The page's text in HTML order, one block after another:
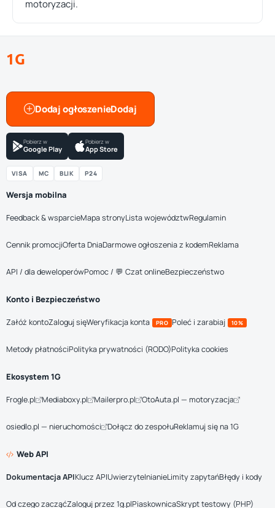
motoryzacji.
1G
Dodaj ogłoszenie
Pobierz w
Google Play
Pobierz w
App Store
VISA MC BLIK P24
Wersja mobilna
Feedback & wsparcieMapa stronyLista województwRegulamin
Cennik promocjiOferta DniaDarmowe ogłoszenia z kodemReklama
API / dla deweloperówPomoc / 💬 Czat onlineBezpieczeństwo
Konto i Bezpieczeństwo
Załóż kontoZaloguj sięWeryfikacja konta PRO Poleć i zarabiaj 10%
Metody płatnościPolityka prywatności (RODO)Polityka cookies
Ekosystem 1G
Frogle.pl Mediaboxy.pl Mailerpro.pl OtoAuta.pl — motoryzacja
osiedlo.pl — nieruchomości Dołącz do zespołuReklamuj się na 1G
Web API
Dokumentacja APIKlucz APIUwierzytelnianieLimity zapytańBłędy i kody
Od czego zacząćZaloguj przez 1g.plPiaskownicaSkrypt testowy (PHP)